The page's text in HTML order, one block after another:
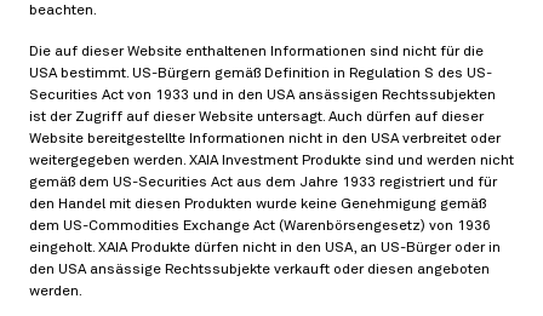
Dr. Wolfgang Klopfer ist Vorsitzender der
Geschäftsführung der XAIA Investment GmbH.
Nach dem Studium der Mathematik, Physik und
Informatik an der TU München promovierte er im
Fach Mathematik. Bevor er 2009 Gründungspartner
von XAIA wurde, war er elf Jahre in
beachten.
Die auf dieser Website enthaltenen Informationen sind nicht für die
USA bestimmt. US-Bürgern gemäß Definition in Regulation S des US-
Securities Act von 1933 und in den USA ansässigen Rechtssubjekten
ist der Zugriff auf dieser Website untersagt. Auch dürfen auf dieser
Website bereitgestellte Informationen nicht in den USA verbreitet oder
weitergegeben werden. XAIA Investment Produkte sind und werden nicht
gemäß dem US-Securities Act aus dem Jahre 1933 registriert und für
den Handel mit diesen Produkten wurde keine Genehmigung gemäß
dem US-Commodities Exchange Act (Warenbörsengesetz) von 1936
eingeholt. XAIA Produkte dürfen nicht in den USA, an US-Bürger oder in
den USA ansässige Rechtssubjekte verkauft oder diesen angeboten
werden.